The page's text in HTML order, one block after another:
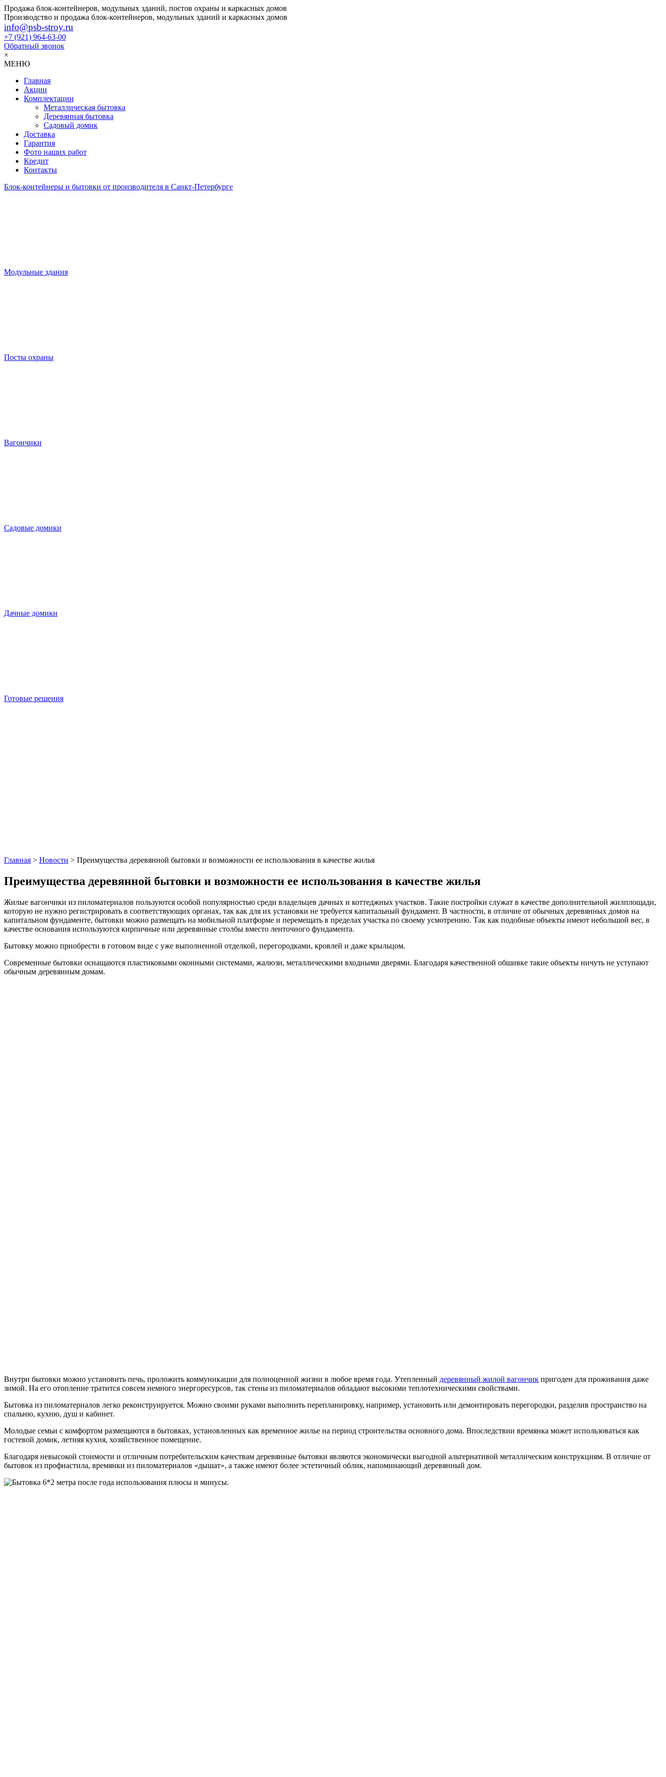
Продажа блок-контейнеров, модульных зданий, постов охраны и каркасных домов
Производство и продажа блок-контейнеров, модульных зданий и каркасных домов
info@psb-stroy.ru
+7 (921) 964-63-00
Обратный звонок
×
МЕНЮ
Главная
Акции
Комплектации
Металлическая бытовка
Деревянная бытовка
Садовый домик
Доставка
Гарантия
Фото наших работ
Кредит
Контакты
Блок-контейнеры и бытовки от производителя в Санкт-Петербурге
Модульные здания
Посты охраны
Вагончики
Садовые домики
Дачные домики
Готовые решения
Главная > Новости > Преимущества деревянной бытовки и возможности ее использования в качестве жилья
Преимущества деревянной бытовки и возможности ее использования в качестве жилья
Жилые вагончики из пиломатериалов пользуются особой популярностью среди владельцев дачных и коттеджных участков. Такие постройки служат в качестве дополнительной жилплощади,
которую не нужно регистрировать в соответствующих органах, так как для их установки не требуется капитальный фундамент. В частности, в отличие от обычных деревянных домов на
капитальном фундаменте, бытовки можно размещать на мобильной платформе и перемещать в пределах участка по своему усмотрению. Так как подобные объекты имеют небольшой вес, в
качестве основания используются кирпичные или деревянные столбы вместо ленточного фундамента.
Бытовку можно приобрести в готовом виде с уже выполненной отделкой, перегородками, кровлей и даже крыльцом.
Современные бытовки оснащаются пластиковыми оконными системами, жалюзи, металлическими входными дверями. Благодаря качественной обшивке такие объекты ничуть не уступают
обычным деревянным домам.
Внутри бытовки можно установить печь, проложить коммуникации для полноценной жизни в любое время года. Утепленный деревянный жилой вагончик пригоден для проживания даже
зимой. На его отопление тратится совсем немного энергоресурсов, так стены из пиломатериалов обладают высокими теплотехническими свойствами.
Бытовка из пиломатериалов легко реконструируется. Можно своими руками выполнить перепланировку, например, установить или демонтировать перегородки, разделив пространство на
спальню, кухню, душ и кабинет.
Молодые семьи с комфортом размещаются в бытовках, установленных как временное жилье на период строительства основного дома. Впоследствии времянка может использоваться как
гостевой домик, летняя кухня, хозяйственное помещение.
Благодаря невысокой стоимости и отличным потребительским качествам деревянные бытовки являются экономически выгодной альтернативой металлическим конструкциям. В отличие от
бытовок из профнастила, времянки из пиломатериалов «дышат», а также имеют более эстетичный облик, напоминающий деревянный дом.